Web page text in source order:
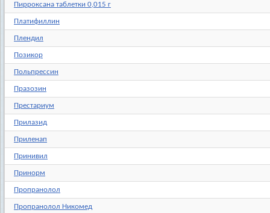
Пирроксана таблетки 0,015 г
Платифиллин
Плендил
Позикор
Польпрессин
Празозин
Престариум
Прилазид
Приленап
Принивил
Принорм
Пропранолол
Пропранолол Никомед